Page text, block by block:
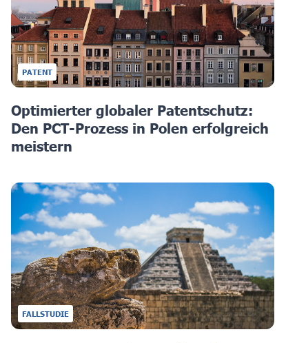
PATENT
Optimierter globaler Patentschutz:
Den PCT-Prozess in Polen erfolgreich
meistern
FALLSTUDIE